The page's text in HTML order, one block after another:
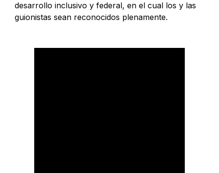
desarrollo inclusivo y federal, en el cual los y las
guionistas sean reconocidos plenamente.